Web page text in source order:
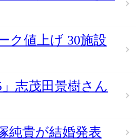
ク値上げ 30施設
」志茂田景樹さん
純貴が結婚発表